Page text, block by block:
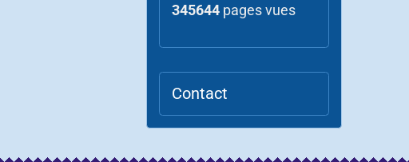
345644 pages vues
Contact